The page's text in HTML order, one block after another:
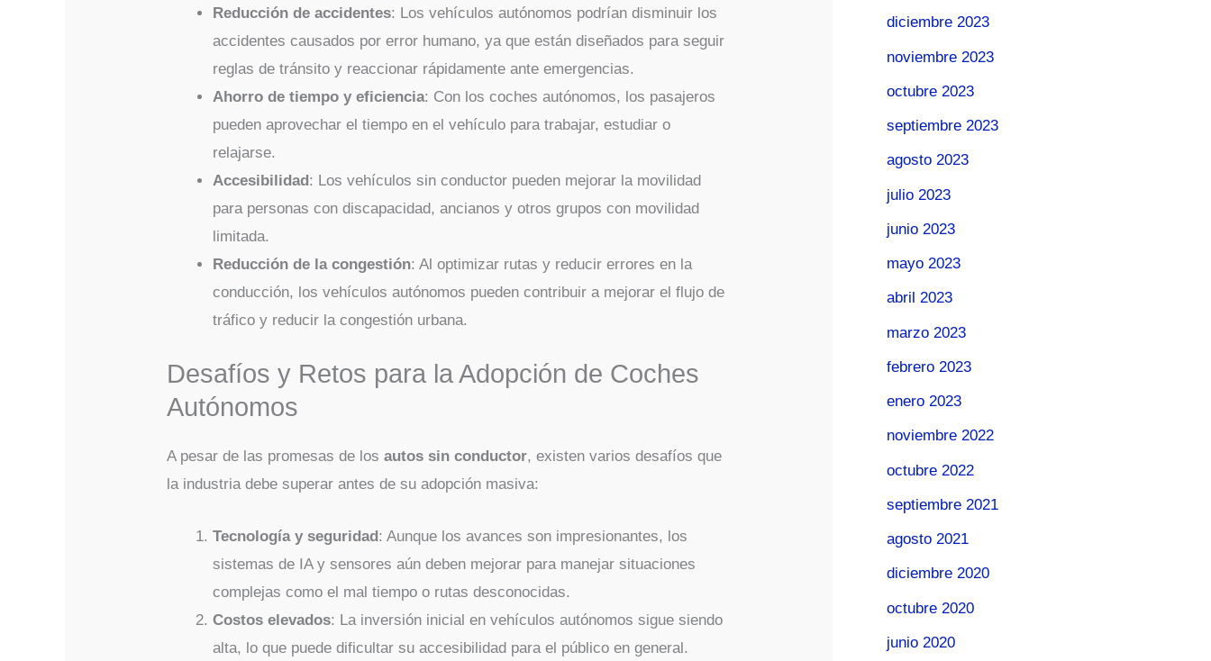
Reducción de accidentes: Los vehículos autónomos podrían disminuir los
accidentes causados por error humano, ya que están diseñados para seguir
reglas de tránsito y reaccionar rápidamente ante emergencias.
Ahorro de tiempo y eficiencia: Con los coches autónomos, los pasajeros
pueden aprovechar el tiempo en el vehículo para trabajar, estudiar o
relajarse.
Accesibilidad: Los vehículos sin conductor pueden mejorar la movilidad
para personas con discapacidad, ancianos y otros grupos con movilidad
limitada.
Reducción de la congestión: Al optimizar rutas y reducir errores en la
conducción, los vehículos autónomos pueden contribuir a mejorar el flujo de
tráfico y reducir la congestión urbana.
Desafíos y Retos para la Adopción de Coches
Autónomos
A pesar de las promesas de losautos sin conductor, existen varios desafíos que
la industria debe superar antes de su adopción masiva:
Tecnología y seguridad: Aunque los avances son impresionantes, los
sistemas de IA y sensores aún deben mejorar para manejar situaciones
complejas como el mal tiempo o rutas desconocidas.
Costos elevados: La inversión inicial en vehículos autónomos sigue siendo
alta, lo que puede dificultar su accesibilidad para el público en general.
diciembre 2023
noviembre 2023
octubre 2023
septiembre 2023
agosto 2023
julio 2023
junio 2023
mayo 2023
abril 2023
marzo 2023
febrero 2023
enero 2023
noviembre 2022
octubre 2022
septiembre 2021
agosto 2021
diciembre 2020
octubre 2020
junio 2020